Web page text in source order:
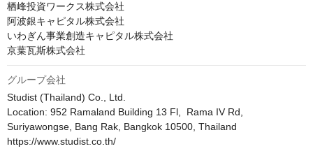
栖峰投資ワークス株式会社
阿波銀キャピタル株式会社
いわぎん事業創造キャピタル株式会社
京葉瓦斯株式会社
グループ会社
Studist (Thailand) Co., Ltd.
Location: 952 Ramaland Building 13 Fl,​ ​ Rama IV Rd,
Suriyawongse, Bang Rak, Bangkok 10500, Thailand
https://www.studist.co.th/